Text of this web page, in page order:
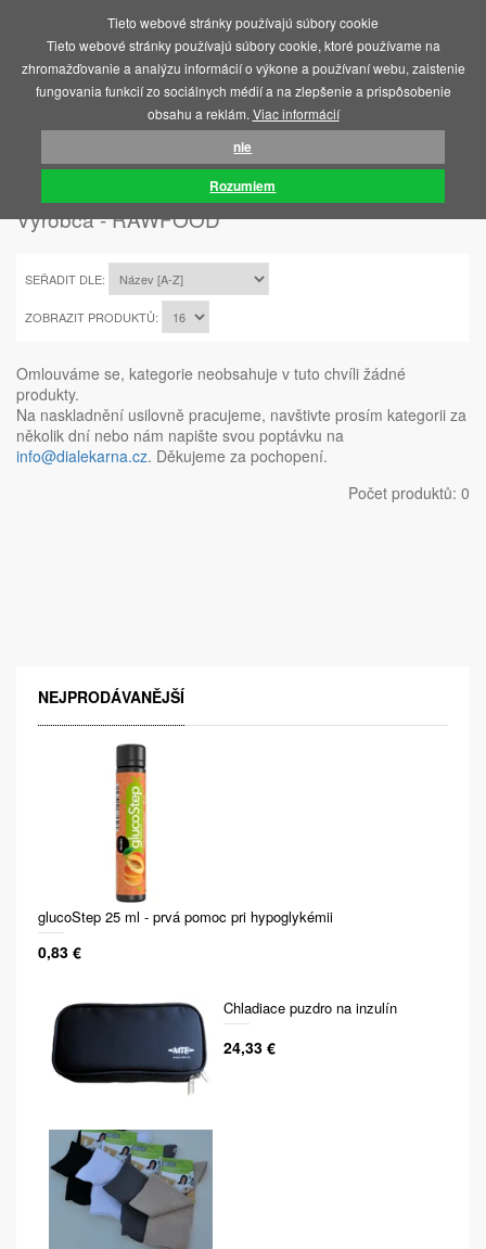
ÚVOD RAWFOOD
Výrobca - RAWFOOD
SEŘADIT DLE:
ZOBRAZIT PRODUKTŮ:
Omlouváme se, kategorie neobsahuje v tuto chvíli žádné
produkty.
Na naskladnění usilovně pracujeme, navštivte prosím kategorii za
několik dní nebo nám napište svou poptávku na
info@dialekarna.cz. Děkujeme za pochopení.
Počet produktů: 0
NEJPRODÁVANĚJŠÍ
glucoStep 25 ml - prvá pomoc pri hypoglykémii
0,83 €
Chladiace puzdro na inzulín
24,33 €
Tieto webové stránky používajú súbory cookie
Tieto webové stránky používajú súbory cookie, ktoré používame na
zhromažďovanie a analýzu informácií o výkone a používaní webu, zaistenie
fungovania funkcií zo sociálnych médií a na zlepšenie a prispôsobenie
obsahu a reklám. Viac informácií
nie
Rozumiem